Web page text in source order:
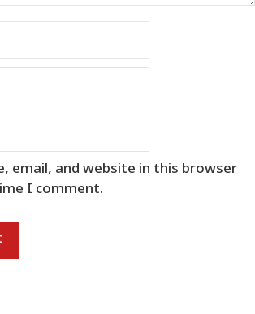
email, and website in this browser
I comment.